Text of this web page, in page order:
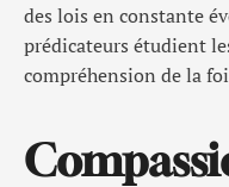
des lois en constante
prédicateurs étudient
compréhension de la